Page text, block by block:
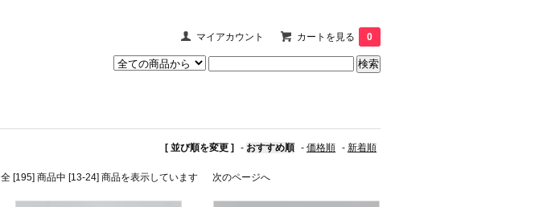
マイアカウント カートを見る 0
[ 並び順を変更 ] - おすすめ順 - 価格順 - 新着順
全 [195] 商品中 [13-24] 商品を表示しています 次のページへ